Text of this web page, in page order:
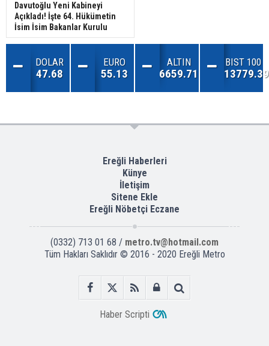
Davutoğlu Yeni Kabineyi
Açıkladı! İşte 64. Hükümetin
İsim İsim Bakanlar Kurulu
DOLAR
47.68
EURO
55.13
ALTIN
6659.71
BIST 100
13779.39
Ereğli Haberleri
Künye
İletişim
Sitene Ekle
Ereğli Nöbetçi Eczane
(0332) 713 01 68 / metro.tv@hotmail.com
Tüm Hakları Saklıdır © 2016 - 2020 Ereğli Metro
Haber Scripti